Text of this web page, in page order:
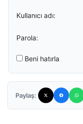
Kullanıcı adı:
Parola:
Beni hatırla
Paylaş: